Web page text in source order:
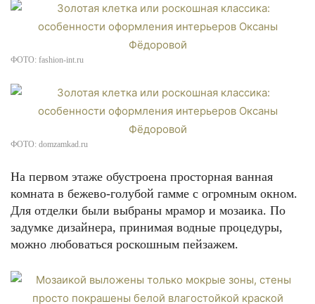
ФОТО: fashion-int.ru
ФОТО: domzamkad.ru
На первом этаже обустроена просторная ванная
комната в бежево-голубой гамме с огромным окном.
Для отделки были выбраны мрамор и мозаика. По
задумке дизайнера, принимая водные процедуры,
можно любоваться роскошным пейзажем.